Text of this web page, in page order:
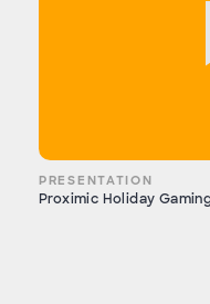
PRESENTATION
Proximic Holiday